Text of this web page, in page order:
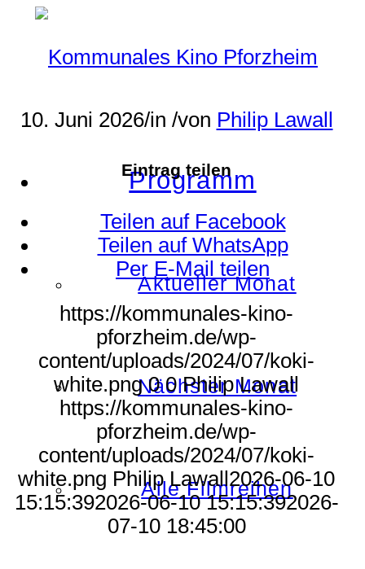
Programm
Aktueller Monat
Nächster Monat
Alle Filmreihen
10. Juni 2026/in /von Philip Lawall
Eintrag teilen
Teilen auf Facebook
Teilen auf WhatsApp
Per E-Mail teilen
https://kommunales-kino-
pforzheim.de/wp-
content/uploads/2024/07/koki-
white.png 0 0 Philip Lawall
https://kommunales-kino-
pforzheim.de/wp-
content/uploads/2024/07/koki-
white.png Philip Lawall2026-06-10
15:15:392026-06-10 15:15:392026-
07-10 18:45:00